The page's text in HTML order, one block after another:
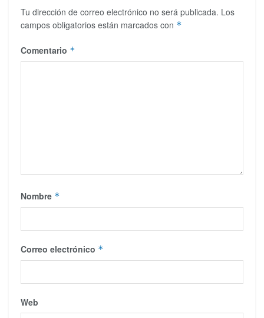
Tu dirección de correo electrónico no será publicada. Los
campos obligatorios están marcados con *
Comentario *
Nombre *
Correo electrónico *
Web